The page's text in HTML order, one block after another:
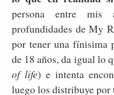
persona entre mis
profundidades de My
por tener una fínisima
de 18 años, da igual lo
of life) e intenta
luego los distribuye por